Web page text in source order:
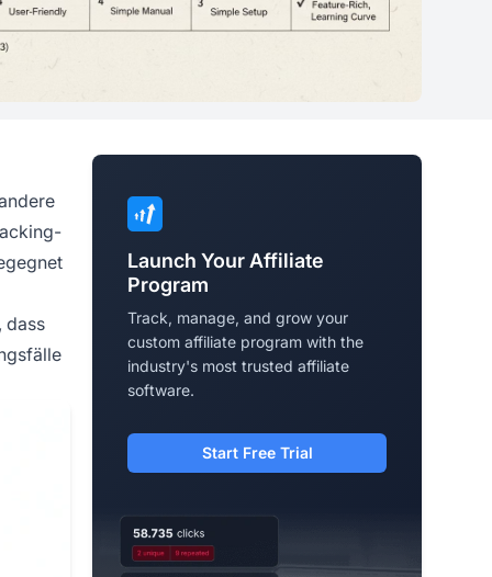
dass
Launch Your Affiliate
Program
Track, manage, and grow your
custom affiliate program with the
industry's most trusted affiliate
software.
Start Free Trial